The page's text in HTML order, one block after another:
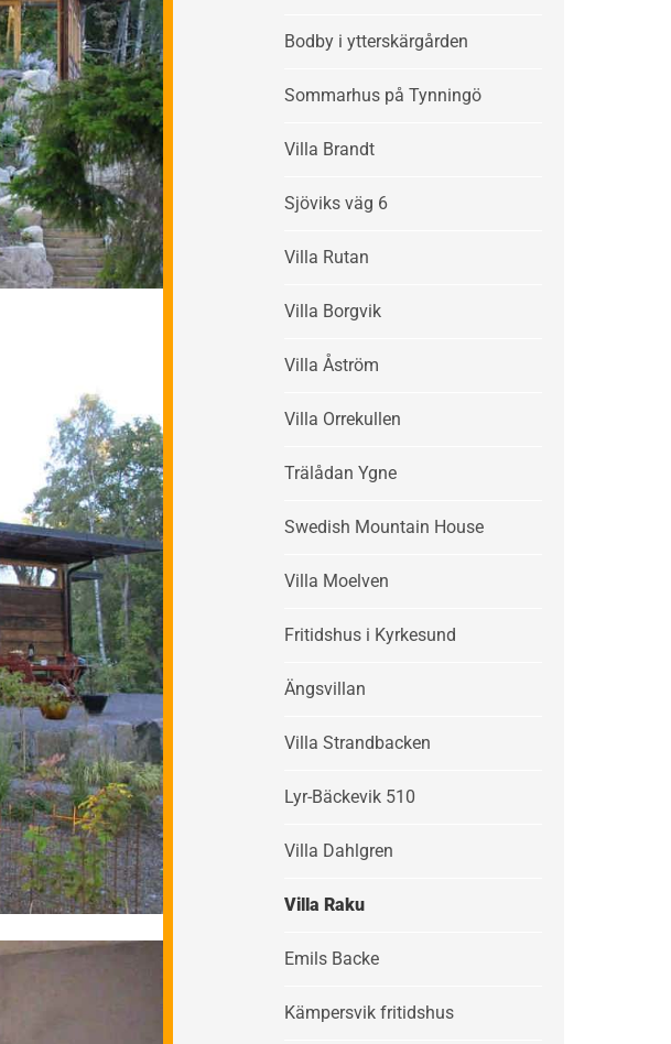
Bodby i ytterskärgården
Sommarhus på Tynningö
Villa Brandt
Sjöviks väg 6
Villa Rutan
Villa Borgvik
Villa Åström
Villa Orrekullen
Trälådan Ygne
Swedish Mountain House
Villa Moelven
Fritidshus i Kyrkesund
Ängsvillan
Villa Strandbacken
Lyr-Bäckevik 510
Villa Dahlgren
Villa Raku
Emils Backe
Kämpersvik fritidshus